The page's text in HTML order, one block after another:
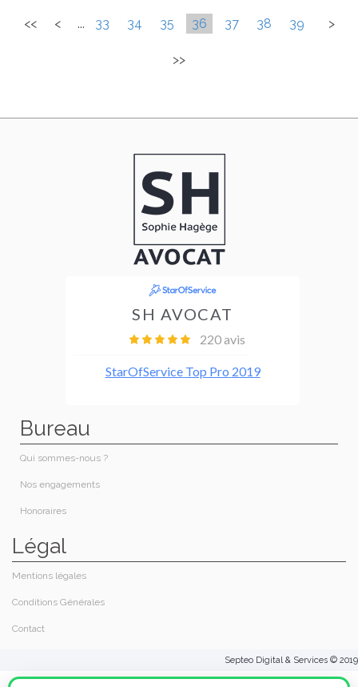
<< < ... 33 34 35 36 37 38 39 >
>>
Bureau
Qui sommes-nous ?
Nos engagements
Honoraires​
Légal
Contact
Mentions légales
Conditions Générales
Septeo Digital & Services © 2019